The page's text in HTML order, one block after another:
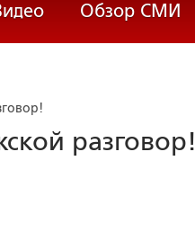
Обзор СМИ
разговор!